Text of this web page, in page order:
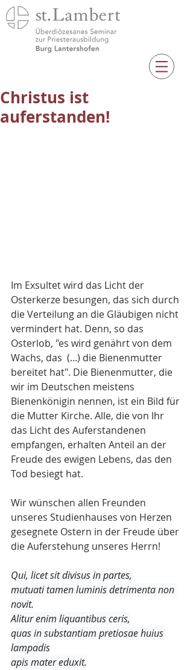
Christus ist
auferstanden!
Im Exsultet wird das Licht der
Osterkerze besungen, das sich durch
die Verteilung an die Gläubigen nicht
vermindert hat. Denn, so das
Osterlob, "es wird genährt von dem
Wachs, das  (...) die Bienenmutter
bereitet hat". Die Bienenmutter, die
wir im Deutschen meistens
Bienenkönigin nennen, ist ein Bild für
die Mutter Kirche. Alle, die von Ihr
das Licht des Auferstandenen
empfangen, erhalten Anteil an der
Freude des ewigen Lebens, das den
Tod besiegt hat.
Wir wünschen allen Freunden
unseres Studienhauses von Herzen
gesegnete Ostern in der Freude über
die Auferstehung unseres Herrn!
Qui, licet sit divisus in partes,
mutuati tamen luminis detrimenta non
novit.
Alitur enim liquantibus ceris,
quas in substantiam pretiosae huius
lampadis
apis mater eduxit.